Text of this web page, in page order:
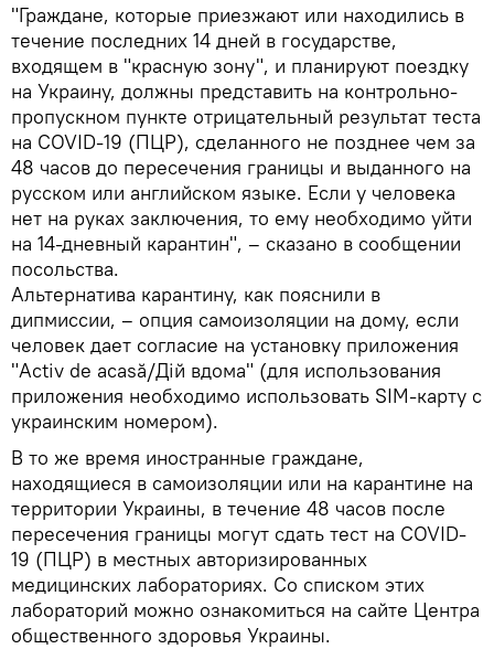
"Граждане, которые приезжают или находились в
течение последних 14 дней в государстве,
входящем в "красную зону", и планируют поездку
на Украину, должны представить на контрольно-
пропускном пункте отрицательный результат теста
на COVID-19 (ПЦР), сделанного не позднее чем за
48 часов до пересечения границы и выданного на
русском или английском языке. Если у человека
нет на руках заключения, то ему необходимо уйти
на 14-дневный карантин", – сказано в сообщении
посольства.
Альтернатива карантину, как пояснили в
дипмиссии, – опция самоизоляции на дому, если
человек дает согласие на установку приложения
"Activ de acasă/Дій вдома" (для использования
приложения необходимо использовать SIM-карту с
украинским номером).
В то же время иностранные граждане,
находящиеся в самоизоляции или на карантине на
территории Украины, в течение 48 часов после
пересечения границы могут сдать тест на COVID-
19 (ПЦР) в местных авторизированных
медицинских лабораториях. Со списком этих
лабораторий можно ознакомиться на сайте Центра
общественного здоровья Украины.